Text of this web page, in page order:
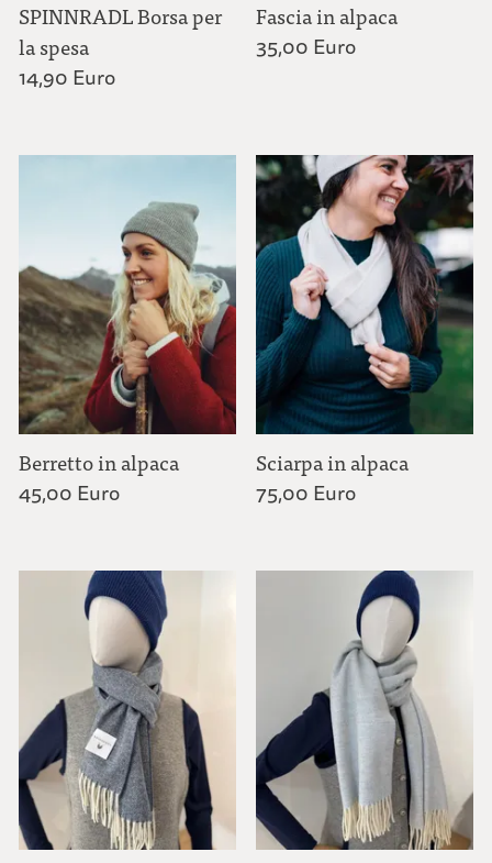
SPINNRADL Borsa per
la spesa
14,90 Euro
Fascia in alpaca
35,00 Euro
Berretto in alpaca
45,00 Euro
Sciarpa in alpaca
75,00 Euro